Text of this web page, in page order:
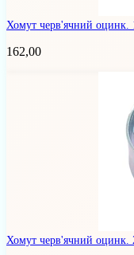
Хомут черв'ячний
162,00
Хомут черв'ячний